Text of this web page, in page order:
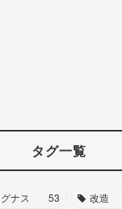
タグ一覧
ナス 53 改造